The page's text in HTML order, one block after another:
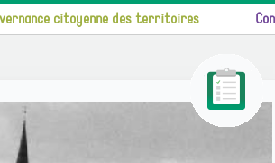
citoyenne des territoires